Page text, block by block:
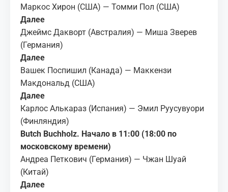
Маркос Хирон (США) — Томми Пол (США)
Далее
Джеймс Дакворт (Австралия) — Миша Зверев
(Германия)
Далее
Вашек Поспишил (Канада) — Маккензи
Макдональд (США)
Далее
Карлос Алькараз (Испания) — Эмил Руусувуори
(Финляндия)
Butch Buchholz. Начало в 11:00 (18:00 по
московскому времени)
Андреа Петкович (Германия) — Чжан Шуай
(Китай)
Далее